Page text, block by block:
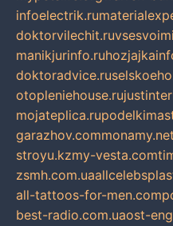
infoelectrik.ru
doktorvilechit.ru
manikjurinfo.ru
doktoradvice.ru
otopleniehouse.ru
mojateplica.ru
garazhov.commonamy.net
stroyu.kzmy-vesta.com
zsmh.com.ua
all-tattoos-for-men.com
best-radio.com.uaost-